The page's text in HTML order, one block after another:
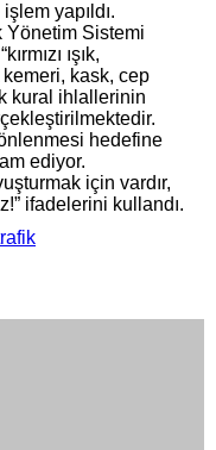
yapıldı.
Yönetim Sistemi
ışık,
kask, cep
kural ihlallerinin
hedefine
ediyor.
için vardır,
ifadelerini kullandı.